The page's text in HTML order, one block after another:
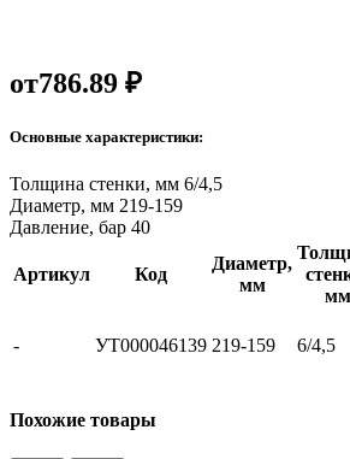
от786.89 ₽
Основные характеристики:
Толщина стенки, мм 6/4,5
Диаметр, мм 219-159
Давление, бар 40
Артикул Код
Диаметр,
мм
мм
- УТ000046139 219-159 6/4,5
Похожие товары